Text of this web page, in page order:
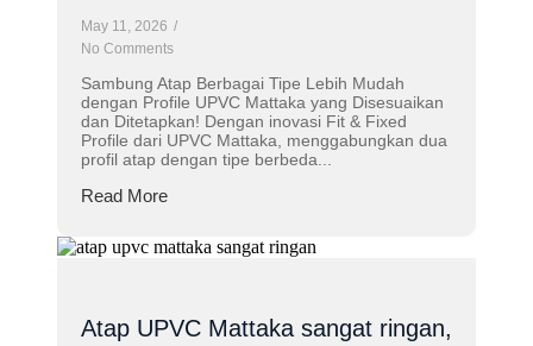
May 11, 2026 /
No Comments
Sambung Atap Berbagai Tipe Lebih Mudah
dengan Profile UPVC Mattaka yang Disesuaikan
dan Ditetapkan! Dengan inovasi Fit & Fixed
Profile dari UPVC Mattaka, menggabungkan dua
profil atap dengan tipe berbeda...
Read More
Atap UPVC Mattaka sangat ringan,